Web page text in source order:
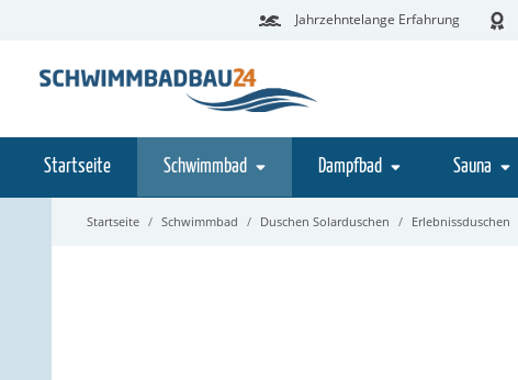
Jahrzehntelange Erfahrung
Startseite Schwimmbad Dampfbad Sauna
Startseite Schwimmbad Duschen Solarduschen Erlebnissduschen